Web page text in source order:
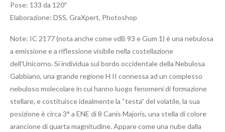
Pose: 133 da 120″
Elaborazione: DSS, GraXpert, Photoshop
Note: IC 2177 (nota anche come vdB 93 e Gum 1) è una nebulosa
a emissione e a riflessione visibile nella costellazione
dell’Unicorno. Si individua sul bordo occidentale della Nebulosa
Gabbiano, una grande regione H II connessa ad un complesso
nebuloso molecolare in cui hanno luogo fenomeni di formazione
stellare, e costituisce idealmente la “testa” del volatile, la sua
posizione è circa 3° a ENE di θ Canis Majoris, una stella di colore
arancione di quarta magnitudine. Appare come una nube dalla